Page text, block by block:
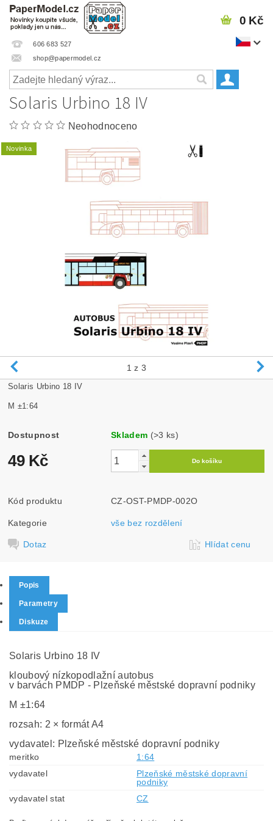
606 683 527
shop@papermodel.cz
0 Kč
Solaris Urbino 18 IV
Neohodnoceno
Novinka
1 z 3
Solaris Urbino 18 IV
M ±1:64
Dostupnost Skladem (>3 ks)
49 Kč
Kód produktu CZ-OST-PMDP-002O
Kategorie vše bez rozdělení
Dotaz Hlídat cenu
Popis
Parametry
Diskuze
Solaris Urbino 18 IV
kloubový nízkopodlažní autobus
v barvách PMDP - Plzeňské městské dopravní podniky
M ±1:64
rozsah: 2 × formát A4
vydavatel: Plzeňské městské dopravní podniky
meritko
1:64
vydavatel
Plzeňské městské dopravní
podniky
vydavatel stat
CZ